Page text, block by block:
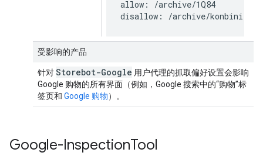
allow: /archive/1Q84
disallow: /archive/konbini
受影响的产品
针对Storebot-Google 用户代理的抓取偏好设置会影响
Google 购物的所有界面（例如，Google 搜索中的“购物”标
签页和 Google 购物）。
Google-InspectionTool